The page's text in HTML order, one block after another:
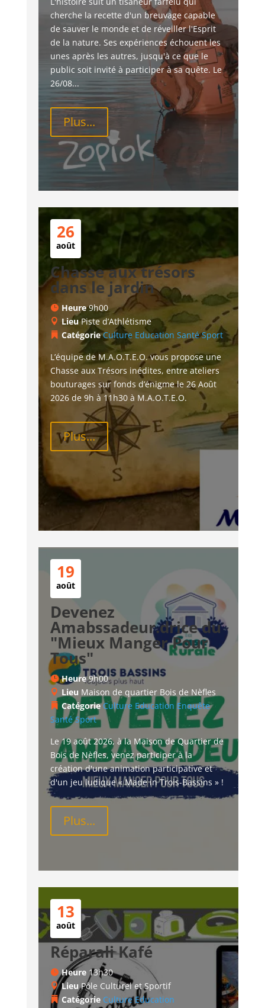
cherche la recette d'un breuvage capable
de sauver le monde et de réveiller l'Esprit
de la nature. Ses expériences échouent les
unes après les autres, jusqu'à ce que le
public soit invité à participer à sa quête. Le
26/08...
Plus...
26
août
Chasse aux trésors
dans le jardin
Heure9h00
LieuPiste d’Athlétisme
CatégorieCulture Education Santé Sport
L’équipe de M.A.O.T.E.O. vous propose une
Chasse aux Trésors inédites, entre ateliers
bouturages sur fonds d’énigme le 26 Août
2026 de 9h à 11h30 à M.A.O.T.E.O.
Plus...
19
août
Devenez
Amabssadeur.drice du
"Mieux Manger Pour
Tous"
Heure9h00
Lieu Maison de quartier Bois de Nèfles
CatégorieCulture Education Enquête
Santé Sport
Le 19 août 2026, à la Maison de Quartier de
Bois de Nèfles, venez participer à la
création d'une animation participative et
d'un jeu ludique « Made in Trois-Bassins » !
Plus...
13
août
Réparali Kafé
Heure 13h30
LieuPôle Culturel et Sportif
Catégorie Culture Education